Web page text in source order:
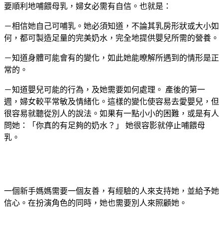
要順利地哺餵母乳，婦女必需有自信。也就是：
－相信她自己可哺乳。她必須知道，不論其乳房形狀或大小如
何，都可製造足量的完美奶水，完全地提供嬰兒所需的營養。
－知道身體可能會有的變化，如此她能暸解所遇到的情形是正
常的。
－知道嬰兒可能的行為，及她需要如何處理。 產後的第一
週，婦女較平常敏及情緒化。這樣的變化使容易去愛嬰兒，但
很容易就聽從別人的說法。如果有一點小小的困難，或是有人
問她：「你真的有足夠的奶水？」 她很容影就停止哺餵母
乳。
一個新手媽媽需要一個友善，有經驗的人來支持她，並給予她
信心。在扮演角色的同時，她也需要別人來照顧她。